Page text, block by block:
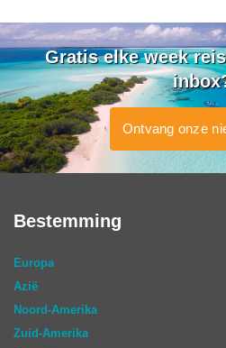
Gratis elke week
Ontvang onze
Bestemming
Europa
Azië
Noord-Amerika
Zuid-Amerika